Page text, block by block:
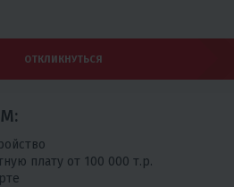
ОТКЛИКНУТЬСЯ
плату от 100 000 т.р.